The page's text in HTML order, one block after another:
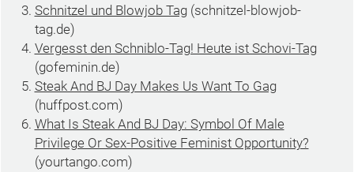
Schnitzel und Blowjob Tag(schnitzel-blowjob-
tag.de)
Vergesst den Schniblo-Tag! Heute ist Schovi-Tag
(gofeminin.de)
Steak And BJ Day Makes Us Want To Gag
(huffpost.com)
What Is Steak And BJ Day: Symbol Of Male
Privilege Or Sex-Positive Feminist Opportunity?
(yourtango.com)